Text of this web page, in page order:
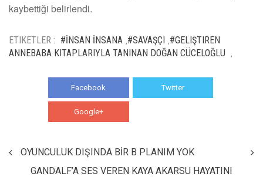
kaybettiği belirlendi.
ETIKETLER : #İNSAN İNSANA #SAVAŞÇI #GELIŞTIREN
ANNEBABA KITAPLARIYLA TANINAN DOĞAN CÜCELOĞLU
Facebook Twitter
Google+
OYUNCULUK DIŞINDA BİR B PLANIM YOK
GANDALF’A SES VEREN KAYA AKARSU HAYATINI